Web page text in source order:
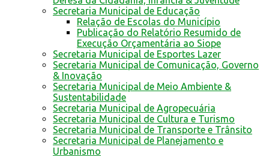
Secretaria Municipal de Educação
Relação de Escolas do Município
Publicação do Relatório Resumido de
Execução Orçamentária ao Siope
Secretaria Municipal de Esportes Lazer
Secretaria Municipal de Comunicação, Governo
& Inovação
Secretaria Municipal de Meio Ambiente &
Sustentabilidade
Secretaria Municipal de Agropecuária
Secretaria Municipal de Cultura e Turismo
Secretaria Municipal de Transporte e Trânsito
Secretaria Municipal de Planejamento e
Urbanismo